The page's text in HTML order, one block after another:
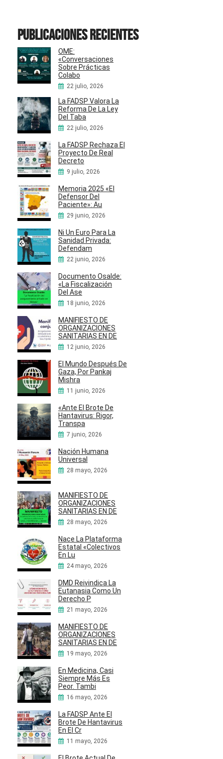
Publicaciones recientes
OME:
«Conversaciones
Sobre Prácticas
Colabo
22 julio, 2026
La FADSP Valora La
Reforma De La Ley
Del Taba
22 julio, 2026
La FADSP Rechaza El
Proyecto De Real
Decreto
9 julio, 2026
Memoria 2025 «El
Defensor Del
Paciente»: Au
29 junio, 2026
Ni Un Euro Para La
Sanidad Privada:
Defendam
22 junio, 2026
Documento Osalde:
«La Fiscalización
Del Ase
18 junio, 2026
MANIFIESTO DE
ORGANIZACIONES
SANITARIAS EN DE
12 junio, 2026
El Mundo Después De
Gaza, Por Pankaj
Mishra
11 junio, 2026
«Ante El Brote De
Hantavirus: Rigor,
Transpa
7 junio, 2026
Nación Humana
Universal
28 mayo, 2026
MANIFIESTO DE
ORGANIZACIONES
SANITARIAS EN DE
28 mayo, 2026
Nace La Plataforma
Estatal «Colectivos
En Lu
24 mayo, 2026
DMD Reivindica La
Eutanasia Como Un
Derecho P
21 mayo, 2026
MANIFIESTO DE
ORGANIZACIONES
SANITARIAS EN DE
19 mayo, 2026
En Medicina, Casi
Siempre Más Es
Peor. Tambi
16 mayo, 2026
La FADSP Ante El
Brote De Hantavirus
En El Cr
11 mayo, 2026